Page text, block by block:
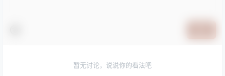
暂无讨论，说说你的看法吧